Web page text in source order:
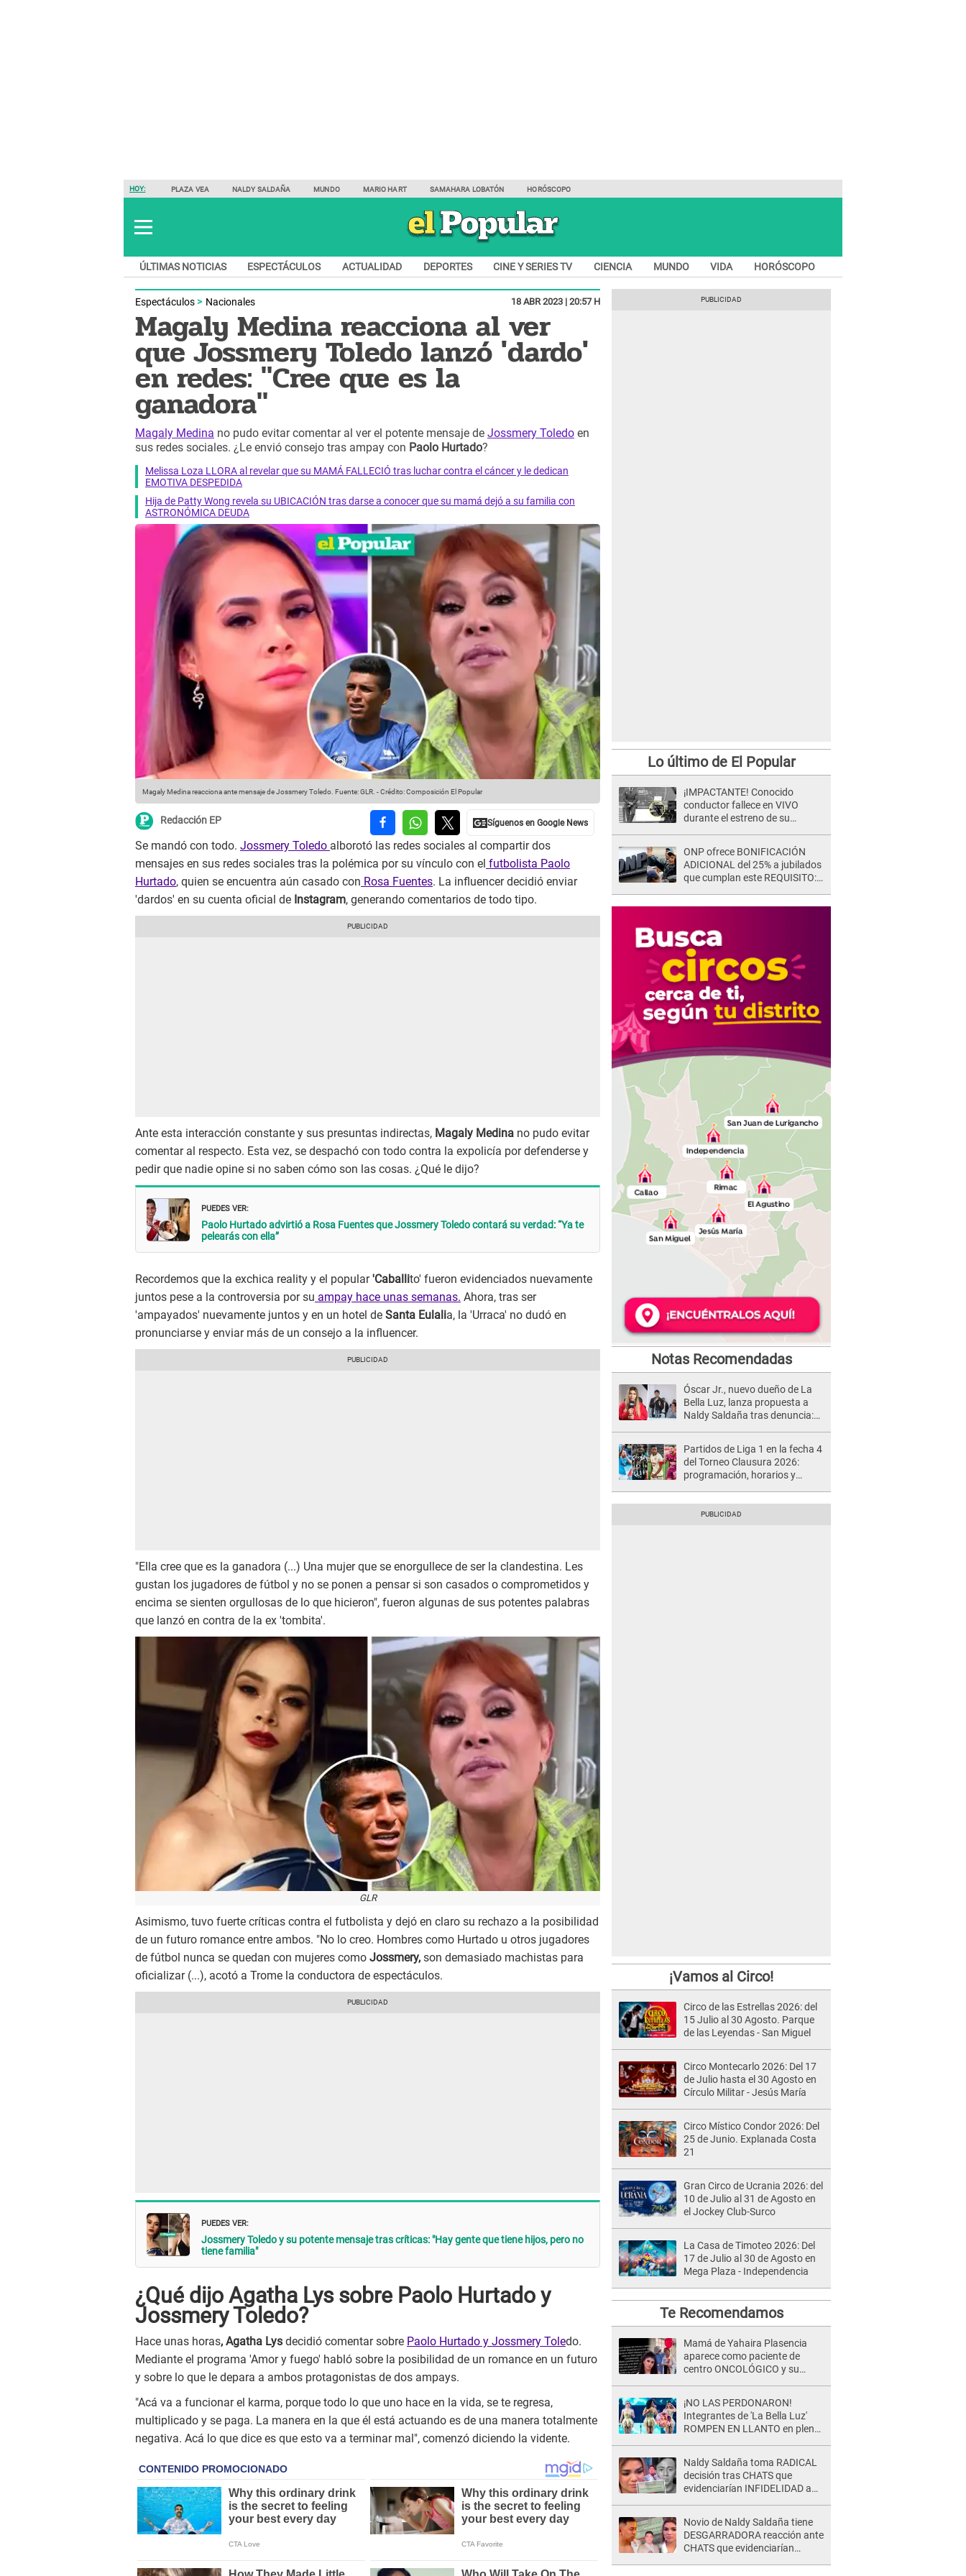
HOY: PLAZA VEA NALDY SALDAÑA MUNDO MARIO HART SAMAHARA LOBATÓN HORÓSCOPO
ÚLTIMAS NOTICIAS ESPECTÁCULOS ACTUALIDAD DEPORTES CINE Y SERIES TV CIENCIA MUNDO VIDA HORÓSCOPO
Espectáculos Nacionales 18 ABR 2023 | 20:57 H
Magaly Medina reacciona al ver
que Jossmery Toledo lanzó 'dardo'
en redes: "Cree que es la
ganadora"
Magaly Medina no pudo evitar comentar al ver el potente mensaje de Jossmery Toledo en
sus redes sociales. ¿Le envió consejo tras ampay con Paolo Hurtado?
Melissa Loza LLORA al revelar que su MAMÁ FALLECIÓ tras luchar contra el cáncer y le dedican
EMOTIVA DESPEDIDA
Hija de Patty Wong revela su UBICACIÓN tras darse a conocer que su mamá dejó a su familia con
ASTRONÓMICA DEUDA
Magaly Medina reacciona ante mensaje de Jossmery Toledo. Fuente: GLR. -Crédito: Composición El Popular
Redacción EP
Se mandó con todo. Jossmery Toledo alborotó las redes sociales al compartir dos
mensajes en sus redes sociales tras la polémica por su vínculo con el futbolista Paolo
Hurtado, quien se encuentra aún casado con Rosa Fuentes. La influencer decidió enviar
'dardos' en su cuenta oficial de Instagram, generando comentarios de todo tipo.
Ante esta interacción constante y sus presuntas indirectas, Magaly Medina no pudo evitar
comentar al respecto. Esta vez, se despachó con todo contra la expolicía por defenderse y
pedir que nadie opine si no saben cómo son las cosas. ¿Qué le dijo?
PUEDES VER:
Paolo Hurtado advirtió a Rosa Fuentes que Jossmery Toledo contará su verdad: “Ya te
pelearás con ella”
Recordemos que la exchica reality y el popular'Caballito' fueron evidenciados nuevamente
juntos pese a la controversia por su ampay hace unas semanas. Ahora, tras ser
'ampayados' nuevamente juntos y en un hotel de Santa Eulalia, la 'Urraca' no dudó en
pronunciarse y enviar más de un consejo a la influencer.
"Ella cree que es la ganadora (...) Una mujer que se enorgullece de ser la clandestina. Les
gustan los jugadores de fútbol y no se ponen a pensar si son casados o comprometidos y
encima se sienten orgullosas de lo que hicieron", fueron algunas de sus potentes palabras
que lanzó en contra de la ex 'tombita'.
GLR
Asimismo, tuvo fuerte críticas contra el futbolista y dejó en claro su rechazo a la posibilidad
de un futuro romance entre ambos. "No lo creo. Hombres como Hurtado u otros jugadores
de fútbol nunca se quedan con mujeres como Jossmery, son demasiado machistas para
oficializar (...), acotó a Trome la conductora de espectáculos.
PUEDES VER:
Jossmery Toledo y su potente mensaje tras críticas: "Hay gente que tiene hijos, pero no
tiene familia"
¿Qué dijo Agatha Lys sobre Paolo Hurtado y
Jossmery Toledo?
Hace unas horas, Agatha Lys decidió comentar sobre Paolo Hurtado y Jossmery Toledo.
Mediante el programa 'Amor y fuego' habló sobre la posibilidad de un romance en un futuro
y sobre lo que le depara a ambos protagonistas de dos ampays.
"Acá va a funcionar el karma, porque todo lo que uno hace en la vida, se te regresa,
multiplicado y se paga. La manera en la que él está actuando es de una manera totalmente
negativa. Acá lo que dice es que esto va a terminar mal", comenzó diciendo la vidente.
Lo último de El Popular
¡IMPACTANTE! Conocido
conductor fallece en VIVO
durante el estreno de su
sus últimos segundos al aire
ONP ofrece BONIFICACIÓN
ADICIONAL del 25% a jubilados
que cumplan este REQUISITO:
Notas Recomendadas
Óscar Jr., nuevo dueño de La
Bella Luz, lanza propuesta a
Naldy Saldaña tras denuncia:
Partidos de Liga 1 en la fecha 4
del Torneo Clausura 2026:
programación, horarios y
¡Vamos al Circo!
Circo de las Estrellas 2026: del
15 Julio al 30 Agosto. Parque
de las Leyendas - San Miguel
Circo Montecarlo 2026: Del 17
de Julio hasta el 30 Agosto en
Círculo Militar - Jesús María
Circo Místico Condor 2026: Del
25 de Junio. Explanada Costa
21
Gran Circo de Ucrania 2026: del
10 de Julio al 31 de Agosto en
el Jockey Club-Surco
La Casa de Timoteo 2026: Del
17 de Julio al 30 de Agosto en
Mega Plaza - Independencia
Te Recomendamos
Mamá de Yahaira Plasencia
aparece como paciente de
centro ONCOLÓGICO y su
¡NO LAS PERDONARON!
Integrantes de 'La Bella Luz'
ROMPEN EN LLANTO en pleno
Naldy Saldaña toma RADICAL
decisión tras CHATS que
evidenciarían INFIDELIDAD a
Novio de Naldy Saldaña tiene
DESGARRADORA reacción ante
CHATS que evidenciarían